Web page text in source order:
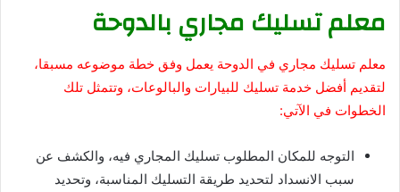
معلم تسليك مجاري بالدوحة
معلم تسليك مجاري في الدوحة يعمل وفق خطة موضوعه مسبقا،
لتقديم أفضل خدمة تسليك للبيارات والبالوعات، وتتمثل تلك
الخطوات في الآتي:
التوجه للمكان المطلوب تسليك المجاري فيه، والكشف عن
سبب الانسداد لتحديد طريقة التسليك المناسبة، وتحديد